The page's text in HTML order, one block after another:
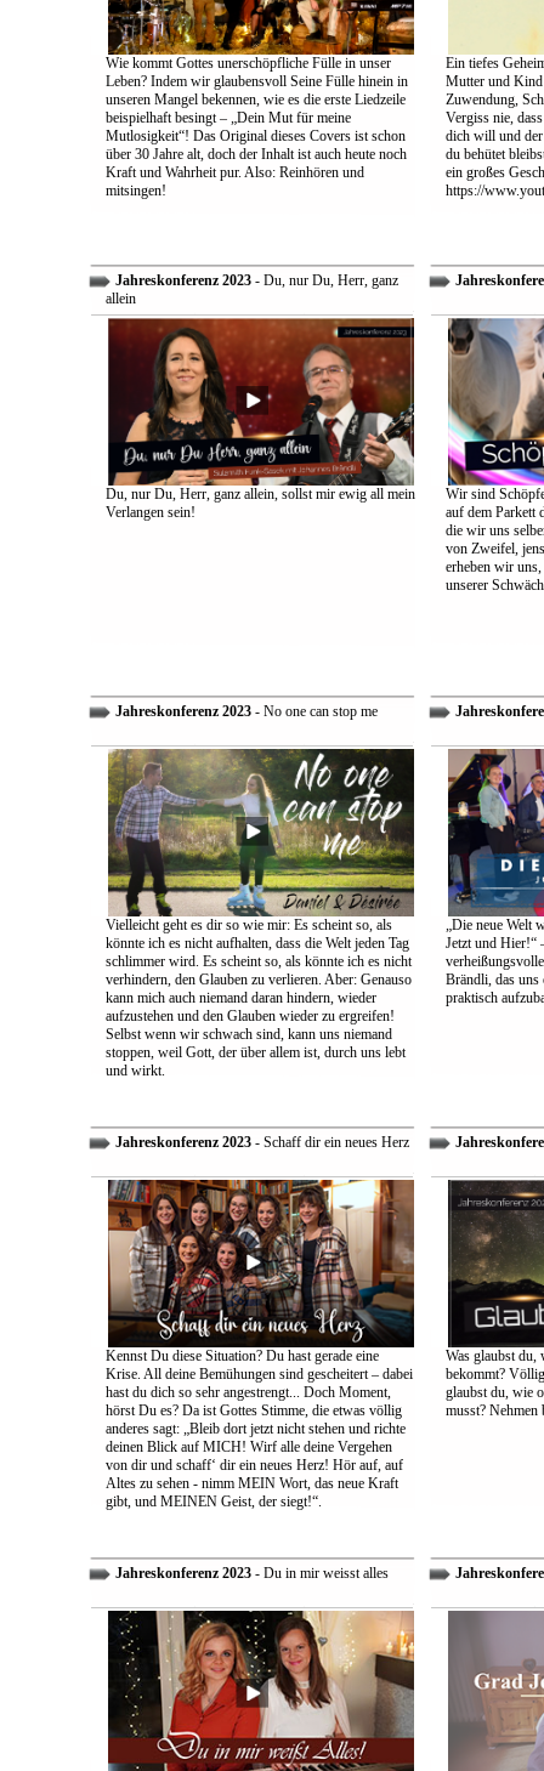
Wie kommt Gottes unerschöpfliche Fülle in unser
Leben? Indem wir glaubensvoll Seine Fülle hinein in
unseren Mangel bekennen, wie es die erste Liedzeile
beispielhaft besingt – „Dein Mut für meine
Mutlosigkeit“! Das Original dieses Covers ist schon
über 30 Jahre alt, doch der Inhalt ist auch heute noch
Kraft und Wahrheit pur. Also: Reinhören und
mitsingen!
Ein tiefes
Mutter und
Zuwendung,
Vergiss nie,
dich will und der
du behütet
ein großes
https://
Jahreskonferenz 2023- Du, nur Du, Herr, ganz
allein
Du, nur Du, Herr, ganz allein, sollst mir ewig all mein
Verlangen sein!
Wir sind
auf dem Parkett
die wir uns
von Zweifel,
erheben wir
unserer
Jahreskonferenz 2023- No one can stop me
Vielleicht geht es dir so wie mir: Es scheint so, als
könnte ich es nicht aufhalten, dass die Welt jeden Tag
schlimmer wird. Es scheint so, als könnte ich es nicht
verhindern, den Glauben zu verlieren. Aber: Genauso
kann mich auch niemand daran hindern, wieder
aufzustehen und den Glauben wieder zu ergreifen!
Selbst wenn wir schwach sind, kann uns niemand
stoppen, weil Gott, der über allem ist, durch uns lebt
und wirkt.
„Die neue Welt
Jetzt und Hier!“
Brändli, das uns
praktisch
Jahreskonferenz 2023- Schaff dir ein neues Herz
Kennst Du diese Situation? Du hast gerade eine
Krise. All deine Bemühungen sind gescheitert – dabei
hast du dich so sehr angestrengt... Doch Moment,
hörst Du es? Da ist Gottes Stimme, die etwas völlig
anderes sagt: „Bleib dort jetzt nicht stehen und richte
deinen Blick auf MICH! Wirf alle deine Vergehen
von dir und schaff‘ dir ein neues Herz! Hör auf, auf
Altes zu sehen - nimm MEIN Wort, das neue Kraft
gibt, und MEINEN Geist, der siegt!“.
Was glaubst du,
bekommt?
glaubst du, wie
musst? Nehmen
Jahreskonferenz 2023- Du in mir weisst alles